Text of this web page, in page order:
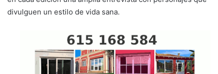
divulguen un estilo de vida sana.